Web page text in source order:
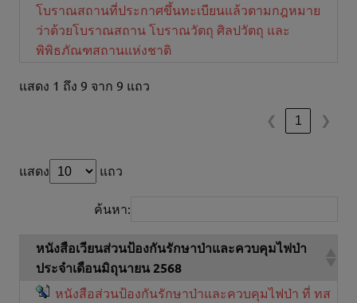
โบราณสถานที่ประกาศขึ้นทะเบียนแล้วตามกฎหมาย
ว่าด้วยโบราณสถาน โบราณวัตถุ ศิลปวัตถุ และ
พิพิธภัณฑสถานแห่งชาติ
แสดง 1 ถึง 9 จาก 9 แถว
❮ 1 ❯
แสดง แถว
ค้นหา:
หนังสือเวียนส่วนป้องกันรักษาป่าและควบคุมไฟป่า
ประจำเดือนมิถุนายน 2568
หนังสือส่วนป้องกันรักษาป่าและควบคุมไฟป่า ที่ ทส